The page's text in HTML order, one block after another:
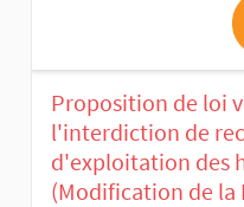
Proposition de loi
l'interdiction de
d'exploitation des
(Modification de la